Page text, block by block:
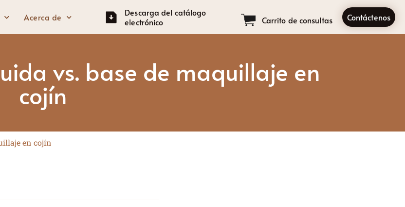
Acerca de Contáctenos
Carrito de consultas
Descarga del catálogo
electrónico
de cejas
de ojos
Rostro
Contorno
vs. base de maquillaje en
cojín
en cojín